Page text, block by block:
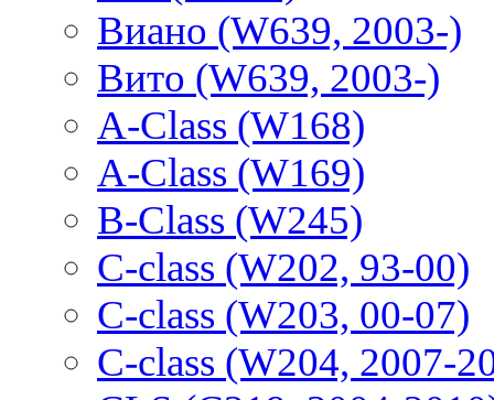
Виано (W639, 2003-)
Вито (W639, 2003-)
A-Class (W168)
A-Class (W169)
B-Class (W245)
C-class (W202, 93-00)
C-class (W203, 00-07)
C-class (W204, 2007-